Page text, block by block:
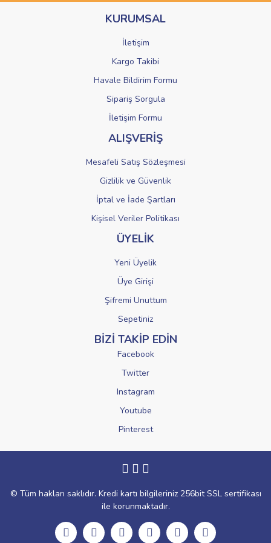
Ürün fiyatı diğer sitelerden daha pahalı.
Gönder
KURUMSAL
İletişim
Kargo Takibi
Havale Bildirim Formu
Sipariş Sorgula
İletişim Formu
ALIŞVERİŞ
Mesafeli Satış Sözleşmesi
Gizlilik ve Güvenlik
İptal ve İade Şartları
Kişisel Veriler Politikası
ÜYELİK
Yeni Üyelik
Üye Girişi
Şifremi Unuttum
Sepetiniz
BİZİ TAKİP EDİN
Facebook
Twitter
Instagram
Youtube
Pinterest
© Tüm hakları saklıdır. Kredi kartı bilgileriniz 256bit SSL sertifikası
ile korunmaktadır.